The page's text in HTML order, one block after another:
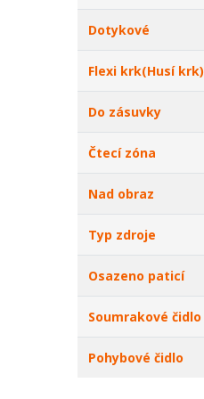
Dotykové
Flexi krk(Husí krk)
Do zásuvky
Čtecí zóna
Nad obraz
Typ zdroje
Osazeno paticí
Soumrakové čidlo
Pohybové čidlo